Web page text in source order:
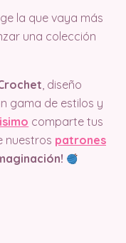
la que vaya más
una colección
, diseño
gama de estilos y
comparte tus
nuestros patrones